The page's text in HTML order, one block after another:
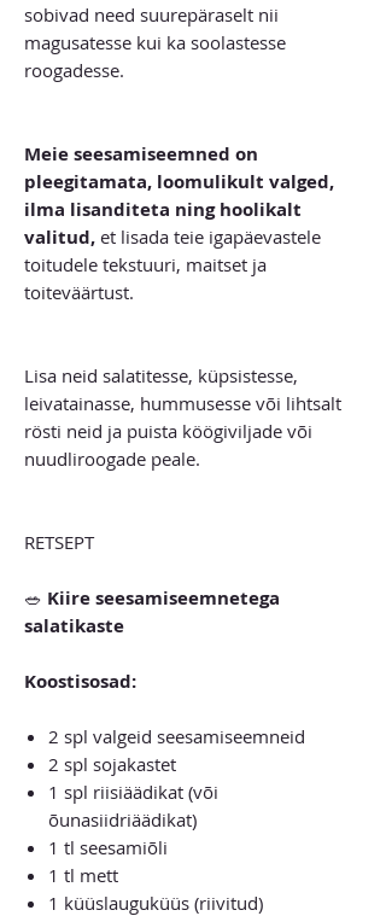
sobivad need suurepäraselt nii
magusatesse kui ka soolastesse
roogadesse.
Meie seesamiseemned on
pleegitamata, loomulikult valged,
ilma lisanditeta ning hoolikalt
valitud, et lisada teie igapäevastele
toitudele tekstuuri, maitset ja
toiteväärtust.
Lisa neid salatitesse, küpsistesse,
leivatainasse, hummusesse või lihtsalt
rösti neid ja puista köögiviljade või
nuudliroogade peale.
RETSEPT
🥗 Kiire seesamiseemnetega
salatikaste
Koostisosad:
2 spl valgeid seesamiseemneid
2 spl sojakastet
1 spl riisiäädikat (või
õunasiidriäädikat)
1 tl seesamiõli
1 tl mett
1 küüslauguküüs (riivitud)